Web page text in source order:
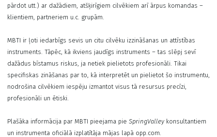
pārdot utt.) ar dažādiem, atšķirīgiem cilvēkiem arī ārpus komandas –
klientiem, partneriem u.c. grupām.
MBTI ir ļoti iedarbīgs sevis un citu cilvēku izzināšanas un attīstības
instruments. Tāpēc, kā ikviens jaudīgs instruments – tas slēpj sevī
dažādus bīstamus riskus, ja netiek pielietots profesionāli. Tikai
specifiskas zināšanas par to, kā interpretēt un pielietot šo instrumentu,
nodrošina cilvēkiem iespēju izmantot visus tā resursus precīzi,
profesionāli un ētiski.
Plašāka informācija par MBTI pieejama pie SpringValley konsultantiem
un instrumenta oficiālā izplatītāja mājas lapā opp.com.